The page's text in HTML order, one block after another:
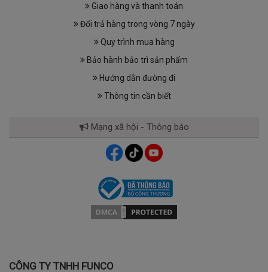
Giao hàng và thanh toán
Đổi trả hàng trong vòng 7 ngày
Quy trình mua hàng
Bảo hành bảo trì sản phẩm
Hướng dẫn đường đi
Thông tin cần biết
Mạng xã hội - Thông báo
CÔNG TY TNHH FUNCO